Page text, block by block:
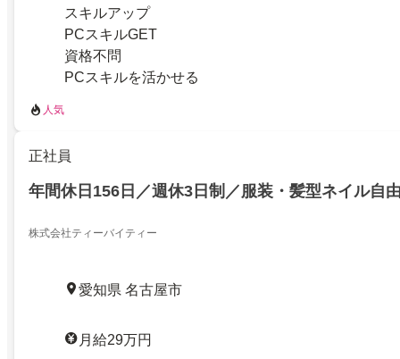
スキルアップ
PCスキルGET
資格不問
PCスキルを活かせる
人気
正社員
年間休日156日／週休3日制／服装・髪型ネイル自
株式会社ティーバイティー
愛知県 名古屋市
月給29万円